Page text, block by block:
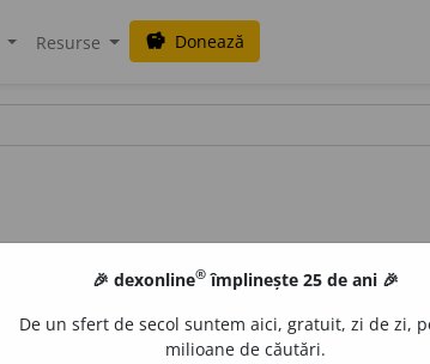
Resurse savings Donează
🎉 dexonline® împlinește 25 de ani 🎉
De un sfert de secol suntem aici, gratuit, zi de zi,
milioane de căutări.